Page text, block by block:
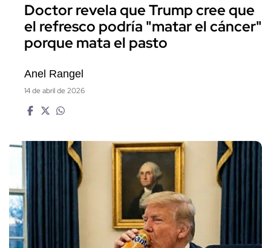
Doctor revela que Trump cree que
el refresco podría "matar el cáncer"
porque mata el pasto
Anel Rangel
14 de abril de 2026